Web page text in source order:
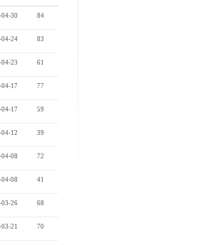
04-30 84
04-24 83
23 61
04-17 77
04-17 59
12 39
08 72
08 41
03-26 68
21 70